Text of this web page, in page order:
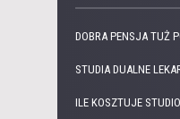
DOBRA PENSJA TUŻ
STUDIA DUALNE
ILE KOSZTUJE